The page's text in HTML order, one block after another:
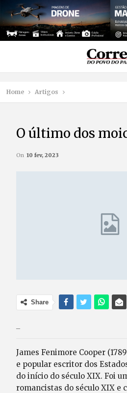
Home Artigos
O último dos
On 10 fev, 2023
Share
James Fenimore Cooper
e popular escritor dos
do início do século XIX. Foi
romancistas do século XIX e